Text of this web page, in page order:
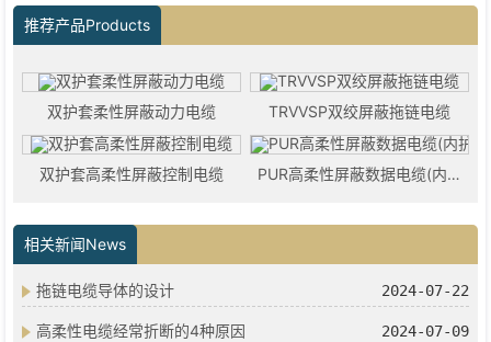
推荐产品Products
双护套柔性屏蔽动力电缆 TRVVSP双绞屏蔽拖链电缆
双护套高柔性屏蔽控制电缆 PUR高柔性屏蔽数据电缆(内护型)
相关新闻News
拖链电缆导体的设计 2024-07-22
高柔性电缆经常折断的4种原因 2024-07-09